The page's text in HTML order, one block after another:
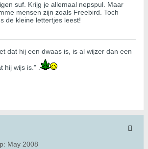
suf. Krijg je allemaal nepspul. Maar
mensen zijn zoals Freebird. Toch
de kleine lettertjes leest!
dat hij een dwaas is, is al wijzer dan een
hij wijs is." .
May 2008